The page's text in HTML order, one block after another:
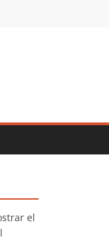
el